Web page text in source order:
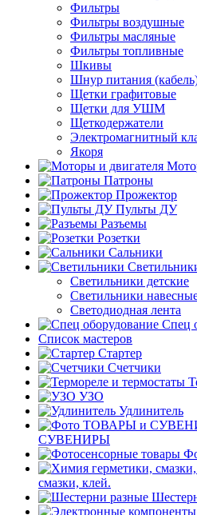
Фильтры
Фильтры воздушные
Фильтры масляные
Фильтры топливные
Шкивы
Шнур питания
Щетки графитовые
Щетки для УШМ
Щеткодержатели
Электромагнитный
Якоря
Патроны
Прожектор
Пульты ДУ
Разъемы
Розетки
Сальники
Светильники детские
Светильники
Светодиодная лента
Спец
Список мастеров
Стартер
Счетчики
УЗО
Удлинитель
СУВЕНИРЫ
смазки, клей.